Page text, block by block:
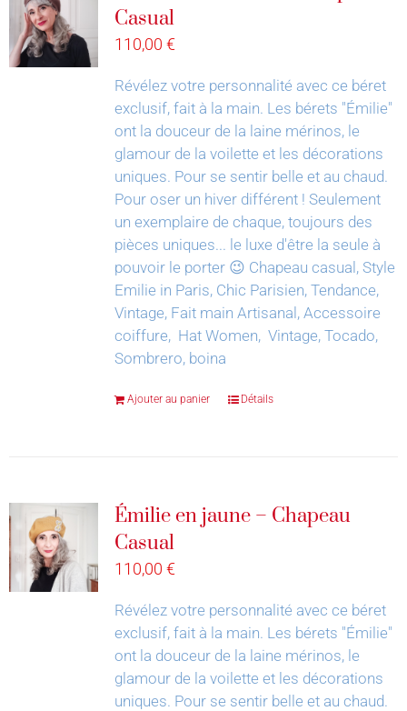
Casual
110,00 €
Révélez votre personnalité avec ce béret
exclusif, fait à la main. Les bérets "Émilie"
ont la douceur de la laine mérinos, le
glamour de la voilette et les décorations
uniques. Pour se sentir belle et au chaud.
Pour oser un hiver différent ! Seulement
un exemplaire de chaque, toujours des
pièces uniques... le luxe d'être la seule à
pouvoir le porter 😉 Chapeau casual, Style
Emilie in Paris, Chic Parisien, Tendance,
Vintage, Fait main Artisanal, Accessoire
coiffure, Hat Women, Vintage, Tocado,
Sombrero, boina
Ajouter au panier Détails
Émilie en jaune – Chapeau
Casual
110,00 €
Révélez votre personnalité avec ce béret
exclusif, fait à la main. Les bérets "Émilie"
ont la douceur de la laine mérinos, le
glamour de la voilette et les décorations
uniques. Pour se sentir belle et au chaud.